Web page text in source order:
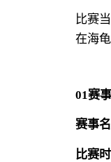
比赛
在海
01赛
赛事
比赛